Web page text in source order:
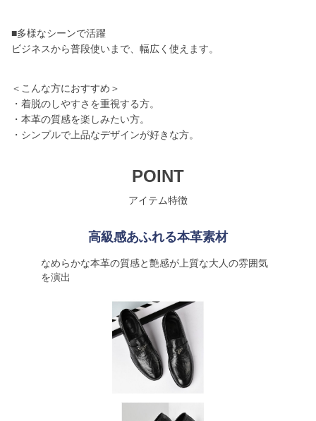
■多様なシーンで活躍
ビジネスから普段使いまで、幅広く使えます。
＜こんな方におすすめ＞
・着脱のしやすさを重視する方。
・本革の質感を楽しみたい方。
・シンプルで上品なデザインが好きな方。
POINT
アイテム特徴
高級感あふれる本革素材
なめらかな本革の質感と艶感が上質な大人の雰囲気
を演出